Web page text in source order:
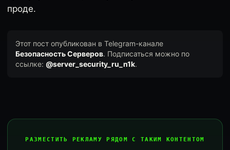
проде.
Этот пост опубликован в Telegram-канале
Безопасность Серверов. Подписаться можно по
ссылке: @server_security_ru_n1k.
РАЗМЕСТИТЬ РЕКЛАМУ РЯДОМ С ТАКИМ КОНТЕНТОМ